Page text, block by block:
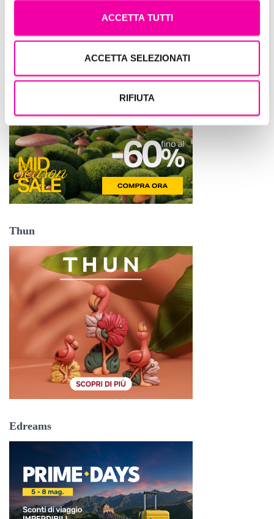
ACCETTA TUTTI
ACCETTA SELEZIONATI
RIFIUTA
Hawkers
Thun
Edreams